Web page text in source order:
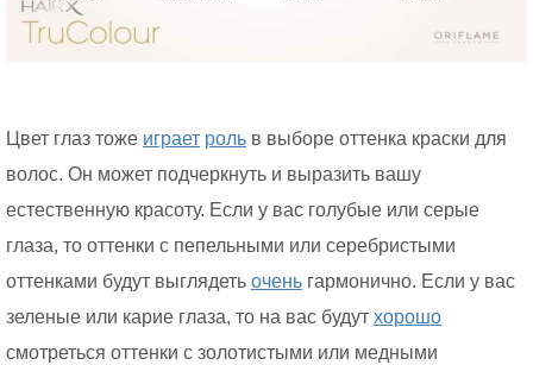
Цвет глаз тоже играет роль в выборе оттенка краски для
волос. Он может подчеркнуть и выразить вашу
естественную красоту. Если у вас голубые или серые
глаза, то оттенки с пепельными или серебристыми
оттенками будут выглядеть очень гармонично. Если у вас
зеленые или карие глаза, то на вас будут хорошо
смотреться оттенки с золотистыми или медными